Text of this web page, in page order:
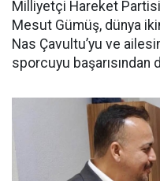
Milliyetçi Hareket
Mesut Gümüş, dünya
Nas Çavultu’yu ve
sporcuyu başarısından